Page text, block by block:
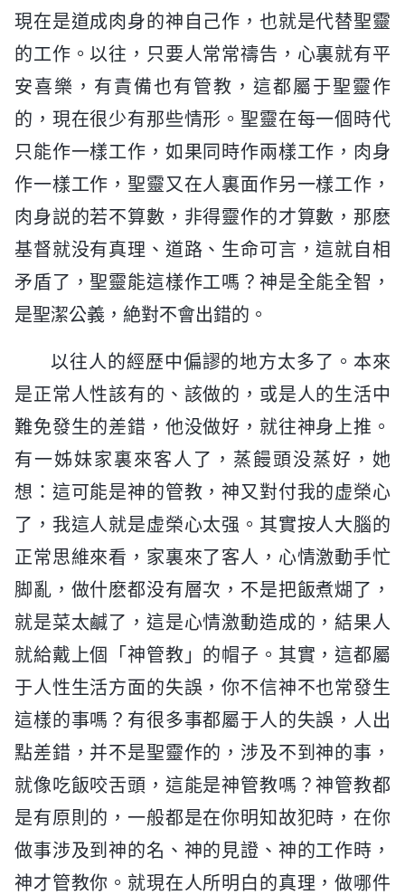
現在是道成肉身的神自己作，也就是代替聖靈
的工作。以往，只要人常常禱告，心裏就有平
安喜樂，有責備也有管教，這都屬于聖靈作
的，現在很少有那些情形。聖靈在每一個時代
只能作一樣工作，如果同時作兩樣工作，肉身
作一樣工作，聖靈又在人裏面作另一樣工作，
肉身説的若不算數，非得靈作的才算數，那麽
基督就没有真理、道路、生命可言，這就自相
矛盾了，聖靈能這樣作工嗎？神是全能全智，
是聖潔公義，絶對不會出錯的。
以往人的經歷中偏謬的地方太多了。本來
是正常人性該有的、該做的，或是人的生活中
難免發生的差錯，他没做好，就往神身上推。
有一姊妹家裏來客人了，蒸饅頭没蒸好，她
想：這可能是神的管教，神又對付我的虚榮心
了，我這人就是虚榮心太强。其實按人大腦的
正常思維來看，家裏來了客人，心情激動手忙
脚亂，做什麽都没有層次，不是把飯煮煳了，
就是菜太鹹了，這是心情激動造成的，結果人
就給戴上個「神管教」的帽子。其實，這都屬
于人性生活方面的失誤，你不信神不也常發生
這樣的事嗎？有很多事都屬于人的失誤，人出
點差錯，并不是聖靈作的，涉及不到神的事，
就像吃飯咬舌頭，這能是神管教嗎？神管教都
是有原則的，一般都是在你明知故犯時，在你
做事涉及到神的名、神的見證、神的工作時，
神才管教你。就現在人所明白的真理，做哪件